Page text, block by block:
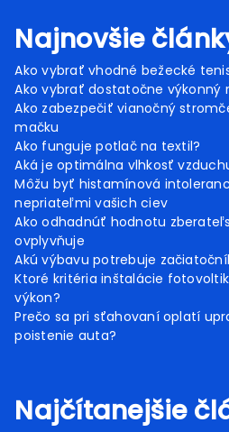
Najnovšie
Ako vybrať vhodné bežecké
Ako vybrať dostatočne výkonný
Ako zabezpečiť vianočný
mačku
Ako funguje potlač na textil?
Aká je optimálna vlhkosť
Môžu byť histamínová
nepriateľmi vašich ciev
Ako odhadnúť hodnotu
ovplyvňuje
Akú výbavu potrebuje
Ktoré kritéria inštalácie
výkon?
Prečo sa pri sťahovaní oplatí
poistenie auta?
Najčítanejšie